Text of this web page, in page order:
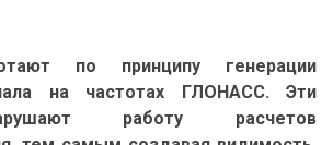
по принципу генерации
на частотах ГЛОНАСС. Эти
работу расчетов